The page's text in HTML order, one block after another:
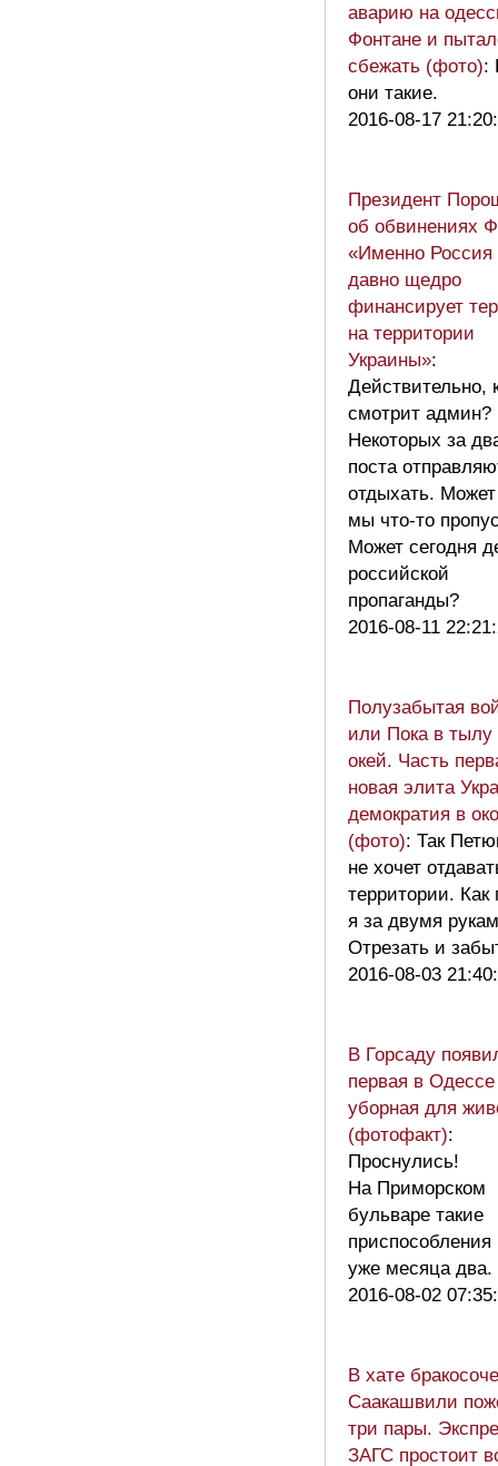
аварию на
Фонтане и
сбежать (фото):
они такие.
2016-08-17
Президент
об обвинениях
«Именно Россия
давно щедро
финансирует
на территории
Украины»:
Действительно,
смотрит админ?
Некоторых за
поста
отдыхать. Может
мы что-то
Может сегодня
российской
пропаганды?
2016-08-11
Полузабытая
или Пока в тылу
окей. Часть
новая элита
демократия в
(фото): Так
не хочет
территории. Как
я за двумя
Отрезать и
2016-08-03
В Горсаду
первая в Одессе
уборная для
(фотофакт):
Проснулись!
На Приморском
бульваре такие
приспособления
уже месяца
2016-08-02
В хате
Саакашвили
три пары.
ЗАГС простоит